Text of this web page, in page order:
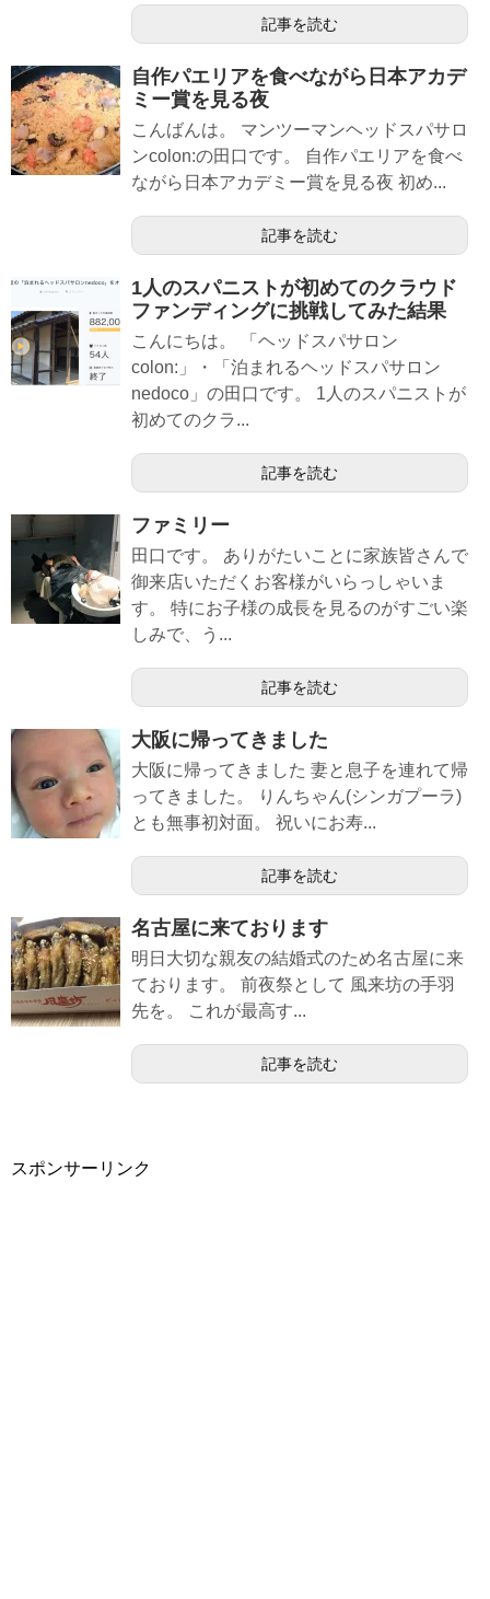
記事を読む
自作パエリアを食べながら日本アカデ
ミー賞を見る夜
こんばんは。 マンツーマンヘッドスパサロ
ンcolon:の田口です。 自作パエリアを食べ
ながら日本アカデミー賞を見る夜 初め...
記事を読む
1人のスパニストが初めてのクラウド
ファンディングに挑戦してみた結果
こんにちは。 「ヘッドスパサロン
colon:」・「泊まれるヘッドスパサロン
nedoco」の田口です。 1人のスパニストが
初めてのクラ...
記事を読む
ファミリー
田口です。 ありがたいことに家族皆さんで
御来店いただくお客様がいらっしゃいま
す。 特にお子様の成長を見るのがすごい楽
しみで、う...
記事を読む
大阪に帰ってきました
大阪に帰ってきました 妻と息子を連れて帰
ってきました。 りんちゃん(シンガプーラ)
とも無事初対面。 祝いにお寿...
記事を読む
名古屋に来ております
明日大切な親友の結婚式のため名古屋に来
ております。 前夜祭として 風来坊の手羽
先を。 これが最高す...
記事を読む
スポンサーリンク